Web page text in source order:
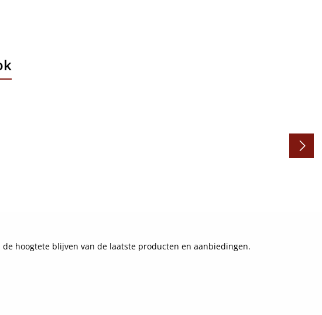
hoogtete blijven van de laatste producten en aanbiedingen.